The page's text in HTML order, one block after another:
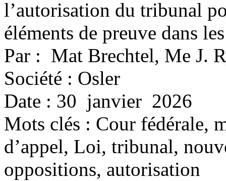
l’autorisation du tribunal
éléments de preuve dans
Par : Mat Brechtel, Me J.
Société : Osler
Date : 30 janvier 2026
Mots clés : Cour fédérale,
d’appel, Loi, tribunal,
oppositions, autorisation